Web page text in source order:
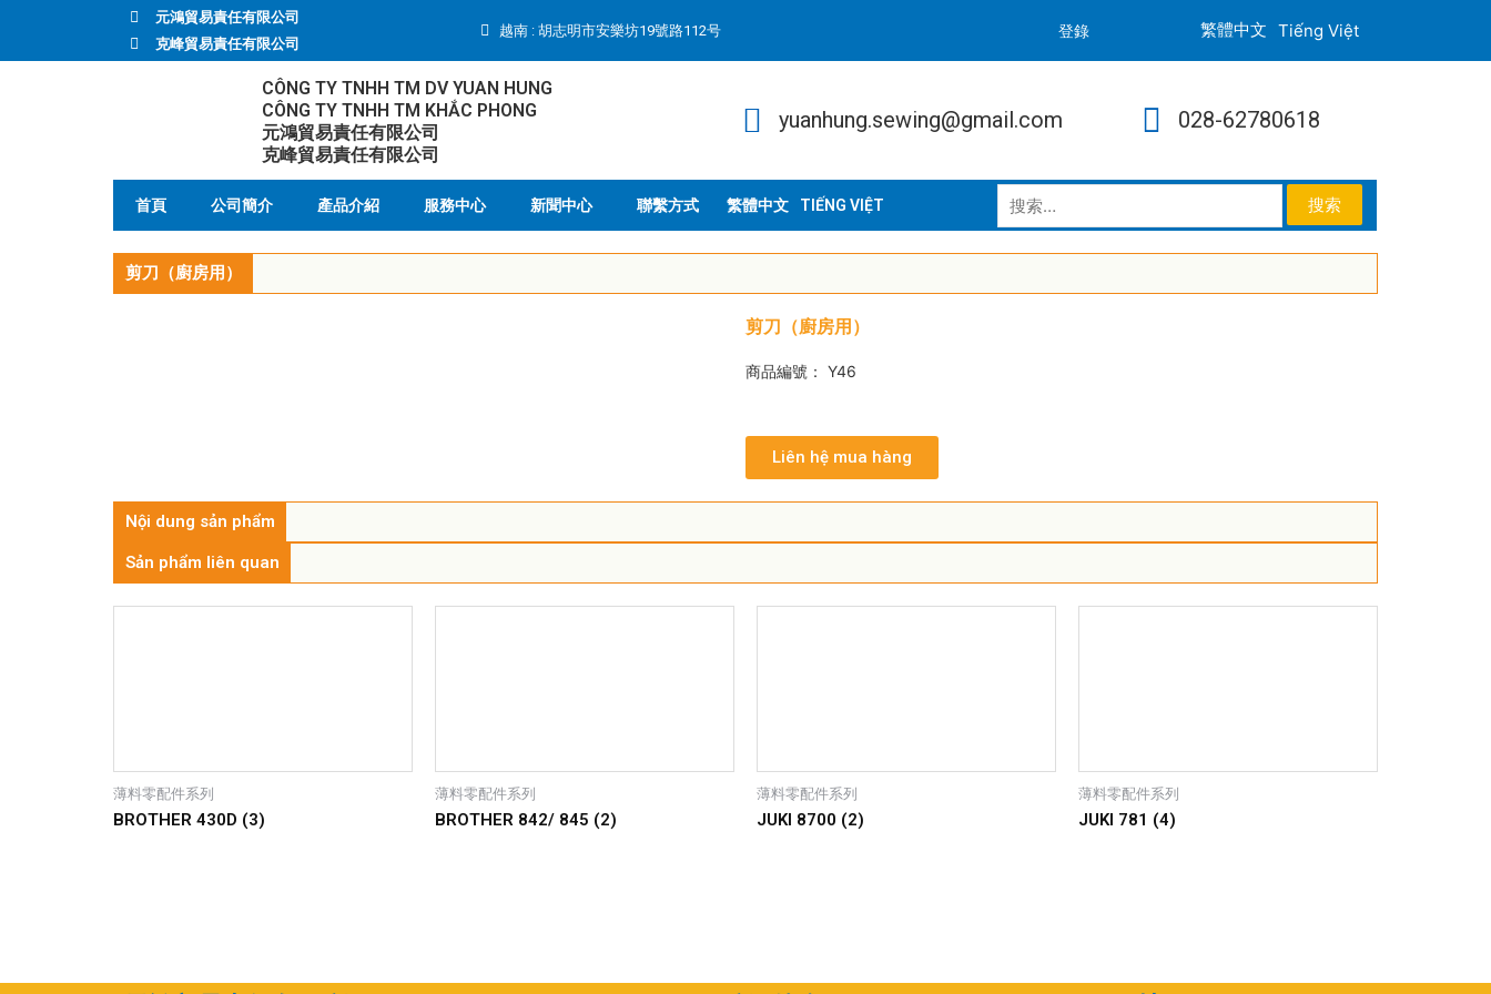
元鴻貿易責任有限公司
克峰貿易責任有限公司
越南 : 胡志明市安樂坊19號路112号 登錄 Tiếng Việt
CÔNG TY TNHH TM DV YUAN HUNG
CÔNG TY TNHH TM KHẮC PHONG
元鴻貿易責任有限公司
克峰貿易責任有限公司
yuanhung.sewing@gmail.com 028-62780618
首頁 公司簡介 產品介紹 服務中心 新聞中心 聯繫方式 TIẾNG VIỆT
剪刀（廚房用）
剪刀（廚房用）
商品編號： Y46
Liên hệ mua hàng
Nội dung sản phẩm
Sản phẩm liên quan
薄料零配件系列
BROTHER 430D (3)
薄料零配件系列
BROTHER 842/ 845 (2)
薄料零配件系列
JUKI 8700 (2)
薄料零配件系列
JUKI 781 (4)